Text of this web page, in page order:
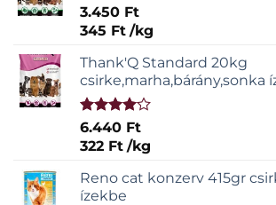
3.450 Ft
345 Ft /kg
Thank'Q Standard 20kg
csirke,marha,bárány,sonka
Értékelés:
4.00 / 5
6.440 Ft
322 Ft /kg
Reno cat konzerv 415gr
ízekbe